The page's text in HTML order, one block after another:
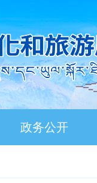
政务公开